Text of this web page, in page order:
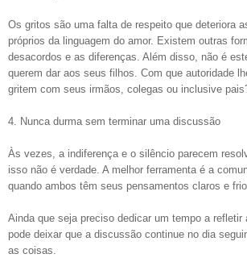
Os gritos são uma falta de respeito que deteriora
próprios da linguagem do amor. Existem outras
desacordos e as diferenças. Além disso, não é
querem dar aos seus filhos. Com que autoridade
gritem com seus irmãos, colegas ou inclusive
4. Nunca durma sem terminar uma discussão
Às vezes, a indiferença e o silêncio parecem
isso não é verdade. A melhor ferramenta é a
quando ambos têm seus pensamentos claros e
Ainda que seja preciso dedicar um tempo a refletir
pode deixar que a discussão continue no dia
as coisas.